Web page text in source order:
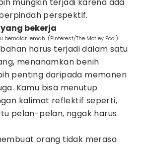
perspektif.
bekerja
lemah. (Pinterest/The Motley Fool)
harus terjadi dalam satu
menanamkan benih
penting daripada memanen
Kamu bisa menutup
kalimat reflektif seperti,
pelan-pelan, nggak harus
orang tidak merasa